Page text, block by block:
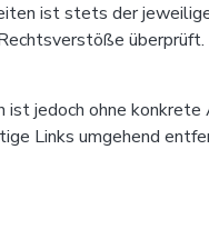
ist stets der
jedoch ohne
Links umgehend